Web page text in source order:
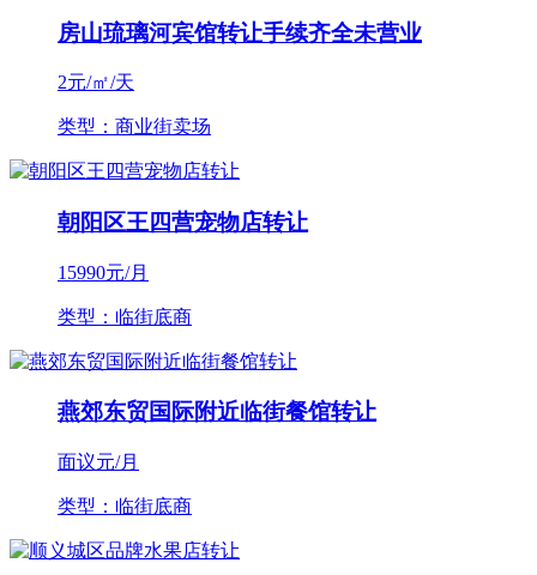
房山琉璃河宾馆转让手续齐全未营业
2元/㎡/天
类型：商业街卖场
朝阳区王四营宠物店转让
15990元/月
类型：临街底商
燕郊东贸国际附近临街餐馆转让
面议元/月
类型：临街底商